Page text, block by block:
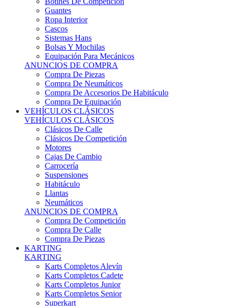
Ropa Interior
Cascos
Sistemas Hans
Bolsas Y Mochilas
Equipación Para Mecánicos
ANUNCIOS DE COMPRA
Compra De Piezas
Compra De Neumáticos
Compra De Accesorios De Habitáculo
Compra De Equipación
VEHÍCULOS CLÁSICOS
VEHÍCULOS CLÁSICOS
Clásicos De Calle
Clásicos De Competición
Motores
Cajas De Cambio
Carrocería
Suspensiones
Habitáculo
Llantas
Neumáticos
ANUNCIOS DE COMPRA
Compra De Competición
Compra De Calle
Compra De Piezas
KARTING
KARTING
Karts Completos Alevín
Karts Completos Cadete
Karts Completos Junior
Karts Completos Senior
Superkart
Karts Completos Hobbye